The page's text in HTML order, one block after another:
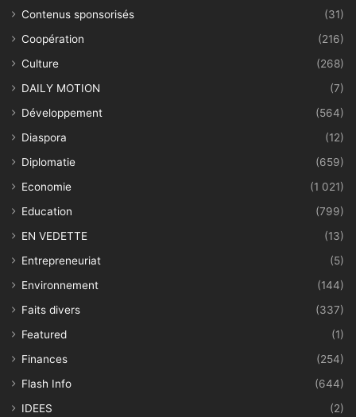
Contenus sponsorisés
(31)
Coopération
(216)
Culture
(268)
DAILY MOTION
(7)
Développement
(564)
Diaspora
(12)
Diplomatie
(659)
Economie
(1 021)
Education
(799)
EN VEDETTE
(13)
Entrepreneuriat
(5)
Environnement
(144)
Faits divers
(337)
Featured
(1)
Finances
(254)
Flash Info
(644)
IDEES
(2)